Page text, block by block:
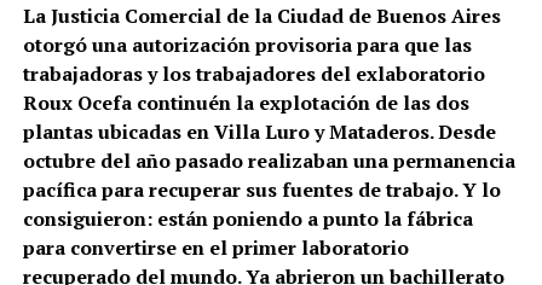
La Justicia Comercial de la Ciudad de Buenos Aires
otorgó una autorización provisoria para que las
trabajadoras y los trabajadores del exlaboratorio
Roux Ocefa continuén la explotación de las dos
plantas ubicadas en Villa Luro y Mataderos. Desde
octubre del año pasado realizaban una permanencia
pacífica para recuperar sus fuentes de trabajo. Y lo
consiguieron: están poniendo a punto la fábrica
para convertirse en el primer laboratorio
recuperado del mundo. Ya abrieron un bachillerato